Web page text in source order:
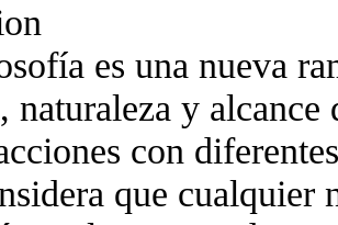
es una nueva
naturaleza y alcance
con
que cualquier